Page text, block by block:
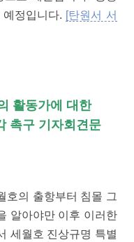
정입니다. [탄원서 서
활동가에 대한
촉구 기자회견문
호의 출항부터 침몰 그
알아야만 이후 이러한
세월호 진상규명 특별